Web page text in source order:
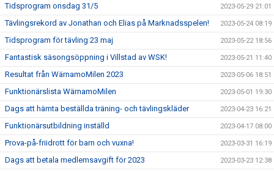
Tidsprogram onsdag 31/5 2023-05-29 21:01
Tävlingsrekord av Jonathan och Elias på Marknadsspelen! 2023-05-24 08:19
Tidsprogram för tävling 23 maj 2023-05-22 18:56
Fantastisk säsongsöppning i Villstad av WSK! 2023-05-21 11:40
Resultat från WärnamoMilen 2023 2023-05-06 18:51
Funktionärslista WärnamoMilen 2023-05-01 19:30
Dags att hämta beställda träning- och tävlingskläder 2023-04-23 16:21
Funktionärsutbildning inställd 2023-04-17 08:00
Prova-på-friidrott för barn och vuxna! 2023-03-31 16:19
Dags att betala medlemsavgift för 2023 2023-03-23 12:38